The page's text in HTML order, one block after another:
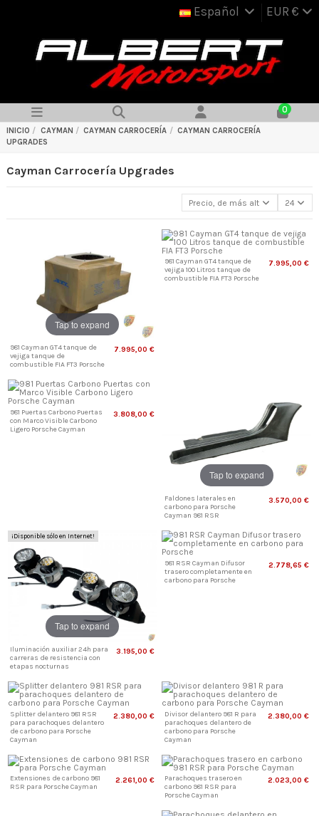
Español EUR €
0
INICIO CAYMAN CAYMAN CARROCERÍA
CAYMAN CARROCERÍA
UPGRADES
Cayman Carrocería Upgrades
Precio, de más alto a más bajo
24
Tap to expand
981 Cayman GT4 tanque de
vejiga tanque de
combustible FIA FT3 Porsche
7.995,00 €
981 Cayman GT4 tanque de
vejiga 100 Litros tanque de
combustible FIA FT3 Porsche
7.995,00 €
981 Puertas Carbono Puertas
con Marco Visible Carbono
Ligero Porsche Cayman
3.808,00 €
Tap to expand
Faldones laterales en
carbono para Porsche
Cayman 981 RSR
3.570,00 €
Tap to expand
¡Disponible sólo en Internet!
Iluminación auxiliar 24h para
carreras de resistencia con
etapas nocturnas
3.195,00 €
981 RSR Cayman Difusor
trasero completamente en
carbono para Porsche
2.778,65 €
Splitter delantero 981 RSR
para parachoques delantero
de carbono para Porsche
Cayman
2.380,00 €
Divisor delantero 981 R para
parachoques delantero de
carbono para Porsche
Cayman
2.380,00 €
Extensiones de carbono 981
RSR para Porsche Cayman
2.261,00 €
Parachoques trasero en
carbono 981 RSR para
Porsche Cayman
2.023,00 €